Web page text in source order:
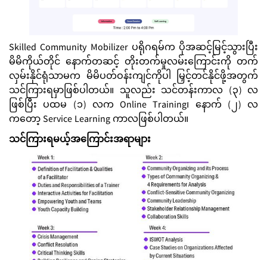
Skilled Community Mobilizer ပရိုဂရမ်က ပိုအဆင့်မြင့်သွားပြီး
မိမိကိုယ်တိုင် နောက်တဆင့် တိုးတက်မှုလမ်းကြောင်းကို တက်
လှမ်းနိုင်ရုံသာမက မိမိပတ်ဝန်းကျင်ကိုပါ မြှင့်တင်နိုင်ဖို့အတွက်
သင်ကြားရမှာဖြစ်ပါတယ်။ သူလည်း သင်တန်းကာလ (၃) လ
ဖြစ်ပြီး ပထမ (၁) လက Online Training၊ နောက် (၂) လ
ကတော့ Service Learning ကာလဖြစ်ပါတယ်။
သင်ကြားရမယ့်အကြောင်းအရာများ